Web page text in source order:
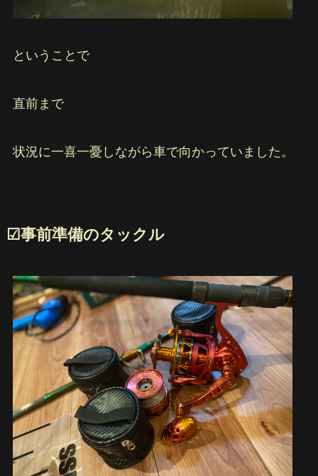
ということで
直前まで
状況に一喜一憂しながら車で向かっていました。
☑︎事前準備のタックル